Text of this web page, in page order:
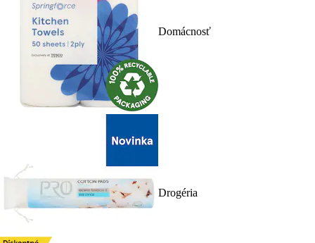
Domácnosť
Drogéria